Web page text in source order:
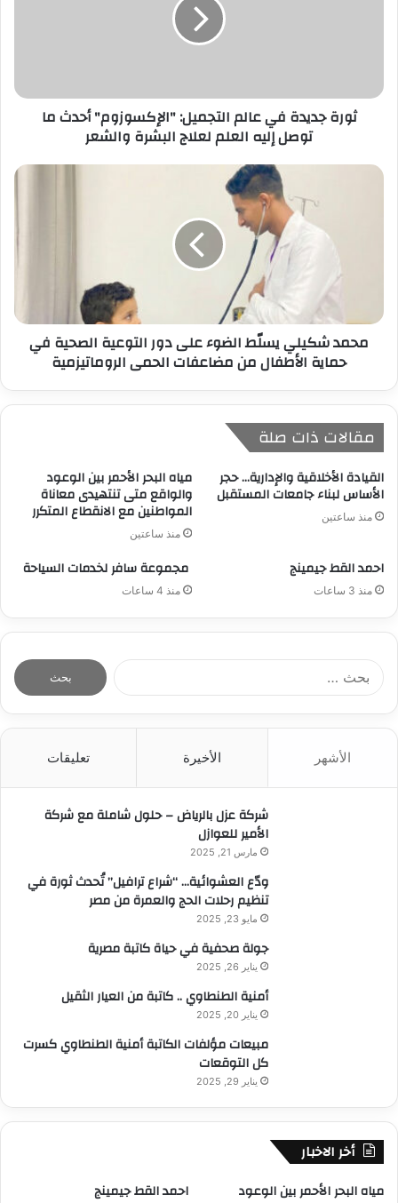
ر
ثورة جديدة في عالم التجميل: "الإكسوزوم" أحدث ما
توصل إليه العلم لعلاج البشرة والشعر
محمد شكيلي يسلّط الضوء على دور التوعية الصحية في
حماية الأطفال من مضاعفات الحمى الروماتيزمية
مقالات ذات صلة
القيادة الأخلاقية والإدارية… حجر
الأساس لبناء جامعات المستقبل
منذ ساعتين
مياه البحر الأحمر بين الوعود
والواقع متى تنتهيدى معاناة
المواطنين مع الانقطاع المتكرر
منذ ساعتين
احمد القط جيمينج
منذ 3 ساعات
مجموعة سافر لخدمات السياحة
منذ 4 ساعات
الأشهر الأخيرة تعليقات
شركة عزل بالرياض – حلول شاملة مع شركة
الأمير للعوازل
مارس 21, 2025
ودّع العشوائية… “شراع ترافيل” تُحدث ثورة في
تنظيم رحلات الحج والعمرة من مصر
مايو 23, 2025
جولة صحفية في حياة كاتبة مصرية
يناير 26, 2025
أمنية الطنطاوي .. كاتبة من العيار الثقيل
يناير 20, 2025
مبيعات مؤلفات الكاتبة أمنية الطنطاوي كسرت
كل التوقعات
يناير 29, 2025
أخر الاخبار
مياه البحر الأحمر بين الوعود
احمد القط جيمينج